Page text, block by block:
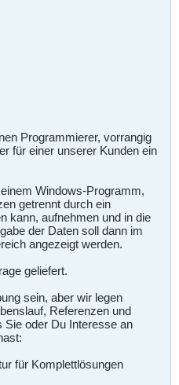
Programmierer, vorrangig
für einer unserer Kunden ein
Windows-Programm,
getrennt durch ein
kann, aufnehmen und in die
der Daten soll dann im
angezeigt werden.
geliefert.
sein, aber wir legen
Referenzen und
Sie oder Du Interesse an
für Komplettlösungen